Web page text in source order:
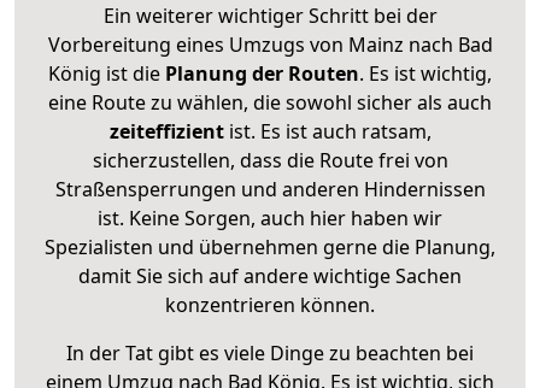
Ein weiterer wichtiger Schritt bei der
Vorbereitung eines Umzugs von Mainz nach Bad
König ist die Planung der Routen. Es ist wichtig,
eine Route zu wählen, die sowohl sicher als auch
zeiteffizientist. Es ist auch ratsam,
sicherzustellen, dass die Route frei von
Straßensperrungen und anderen Hindernissen
ist. Keine Sorgen, auch hier haben wir
Spezialisten und übernehmen gerne die Planung,
damit Sie sich auf andere wichtige Sachen
konzentrieren können.
In der Tat gibt es viele Dinge zu beachten bei
einem Umzug nach Bad König. Es ist wichtig, sich